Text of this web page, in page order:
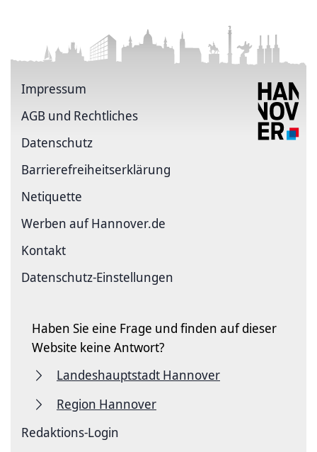
Impressum
AGB und Rechtliches
Datenschutz
Barriere­freiheits­erklärung
Netiquette
Werben auf Hannover.de
Kontakt
Datenschutz-Einstellungen
Haben Sie eine Frage und finden auf dieser
Website keine Antwort?
Landeshauptstadt Hannover
Region Hannover
Redaktions-Login